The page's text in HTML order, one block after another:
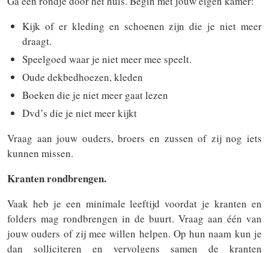
Kijk of er kleding en schoenen zijn die je niet meer
draagt.
Speelgoed waar je niet meer mee speelt.
Oude dekbedhoezen, kleden
Boeken die je niet meer gaat lezen
Dvd’s die je niet meer kijkt
Vraag aan jouw ouders, broers en zussen of zij nog iets
kunnen missen.
Kranten rondbrengen.
Vaak heb je een minimale leeftijd voordat je kranten en
folders mag rondbrengen in de buurt. Vraag aan één van
jouw ouders of zij mee willen helpen. Op hun naam kun je
dan solliciteren en vervolgens samen de kranten